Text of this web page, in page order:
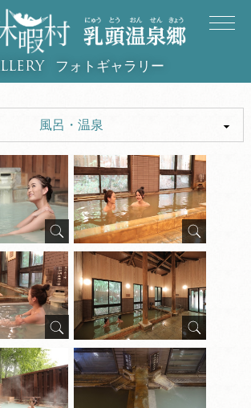
フォトギャラリー
風呂・温泉
ALL
風呂・温泉
食事・料理
部屋
サービス
施設
周辺・景観
植物